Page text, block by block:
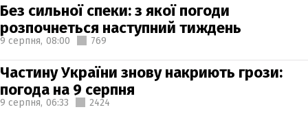
Без сильної спеки: з якої погоди
розпочнеться наступний тиждень
9 серпня, 08:00 769
Частину України знову накриють грози:
погода на 9 серпня
9 серпня, 06:33 2424